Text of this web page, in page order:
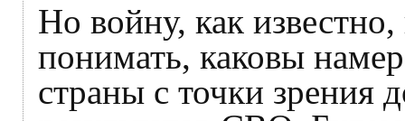
Но войну, как
понимать, каковы
страны с точки зрения